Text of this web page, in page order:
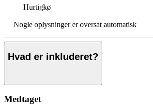
Hurtigkø
Nogle oplysninger er oversat automatisk
Hvad er inkluderet?
Medtaget